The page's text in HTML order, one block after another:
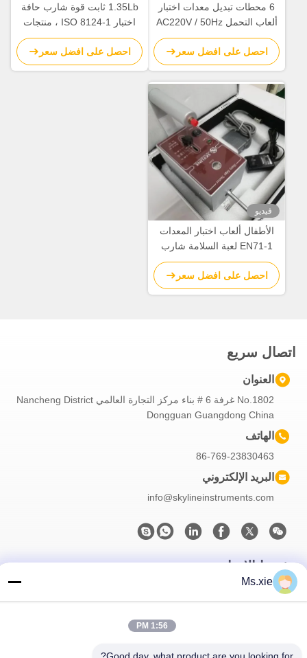
6 محطات تبديل معدات اختبار
ألعاب التحمل AC220V / 50Hz
احصل على افضل سعر
1.35Lb ثابت قوة شارب حافة
اختبار ISO 8124-1 ، منتجات
الأطفال / لعب معدات اختبار
السلامة
احصل على افضل سعر
فيديو
الأطفال ألعاب اختبار المعدات
EN71-1 لعبة السلامة شارب
حافة تستر
احصل على افضل سعر
اتصال سريع
العنوان
No.1802 غرفة 6 # بناء مركز التجارة العالمي Nancheng District
Dongguan Guangdong China
الهاتف
86-769-23830463
البريد الإلكتروني
info@skylineinstruments.com
نشرتنا الإخبارية
اشترك في نشرتنا الإخبارية للحصول على خصومات وأكثر.
Ms.xie
1:56 PM